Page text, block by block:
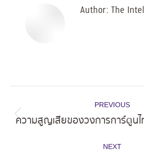
Author: The
navigation
PREVIOUS
ความสูญเสียของวงการการ์ตูนไ
NEXT